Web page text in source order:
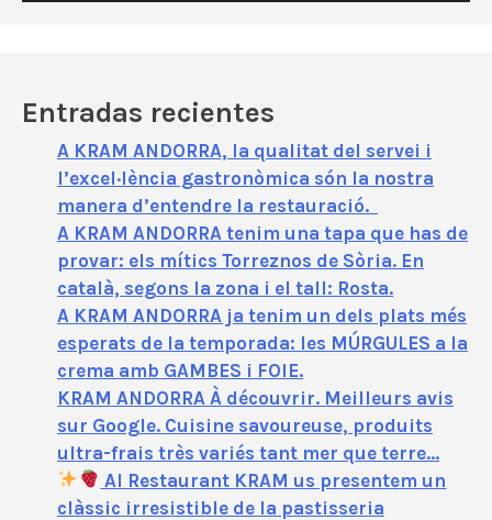
Entradas recientes
A KRAM ANDORRA, la qualitat del servei i
l’excel·lència gastronòmica són la nostra
manera d’entendre la restauració.
A KRAM ANDORRA tenim una tapa que has de
provar: els mítics Torreznos de Sòria. En
català, segons la zona i el tall: Rosta.
A KRAM ANDORRA ja tenim un dels plats més
esperats de la temporada: les MÚRGULES a la
crema amb GAMBES i FOIE.
KRAM ANDORRA À découvrir. Meilleurs avis
sur Google. Cuisine savoureuse, produits
ultra-frais très variés tant mer que terre…
Al Restaurant KRAM us presentem un
clàssic irresistible de la pastisseria